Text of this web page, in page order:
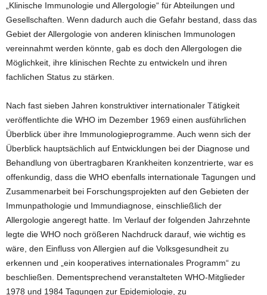
„Klinische Immunologie und Allergologie“ für Abteilungen und
Gesellschaften. Wenn dadurch auch die Gefahr bestand, dass das
Gebiet der Allergologie von anderen klinischen Immunologen
vereinnahmt werden könnte, gab es doch den Allergologen die
Möglichkeit, ihre klinischen Rechte zu entwickeln und ihren
fachlichen Status zu stärken.
Nach fast sieben Jahren konstruktiver internationaler Tätigkeit
veröffentlichte die WHO im Dezember 1969 einen ausführlichen
Überblick über ihre Immunologieprogramme. Auch wenn sich der
Überblick hauptsächlich auf Entwicklungen bei der Diagnose und
Behandlung von übertragbaren Krankheiten konzentrierte, war es
offenkundig, dass die WHO ebenfalls internationale Tagungen und
Zusammenarbeit bei Forschungsprojekten auf den Gebieten der
Immunpathologie und Immundiagnose, einschließlich der
Allergologie angeregt hatte. Im Verlauf der folgenden Jahrzehnte
legte die WHO noch größeren Nachdruck darauf, wie wichtig es
wäre, den Einfluss von Allergien auf die Volksgesundheit zu
erkennen und „ein kooperatives internationales Programm“ zu
beschließen. Dementsprechend veranstalteten WHO-Mitglieder
1978 und 1984 Tagungen zur Epidemiologie, zu